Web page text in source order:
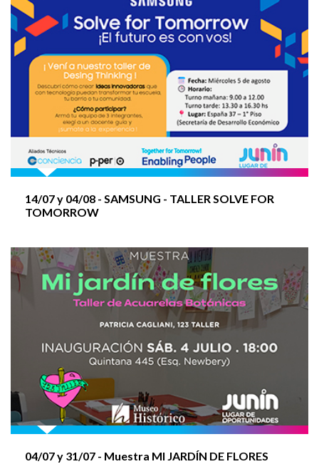
Muestra MI JARDÍN DE FLORES
Muestra Tengo el presentimiento de que algo no
está bien
UN PATIO DE ARTISTAS
CRUCE 400M - PROMOCIONAL (Niños/s y
Adolescentes)
14/07 y 04/08 - SAMSUNG - TALLER SOLVE FOR
TOMORROW
04/07 y 31/07 - Muestra MI JARDÍN DE FLORES